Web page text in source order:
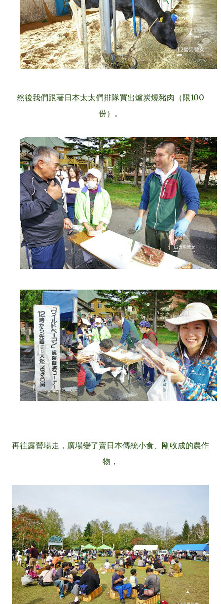
然後我們跟著日本太太們排隊買出爐炭燒豬肉（限100
份）。
再往露營場走，廣場變了賣日本傳統小食、剛收成的農作
物，